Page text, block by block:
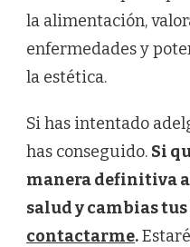
la alimentación,
enfermedades y
la estética.
Si has intentado
has conseguido. Si
manera definitiva a
salud y cambias
contactarme.